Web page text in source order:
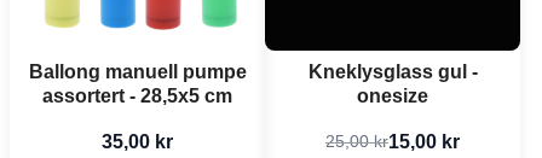
Ballong manuell pumpe
assortert - 28,5x5 cm
35,00 kr
Kneklysglass gul -
onesize
25,00 kr15,00 kr